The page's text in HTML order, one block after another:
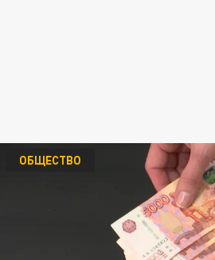
ОБЩЕСТВО